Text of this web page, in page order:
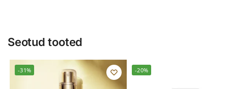
Seotud tooted
-31% -20%